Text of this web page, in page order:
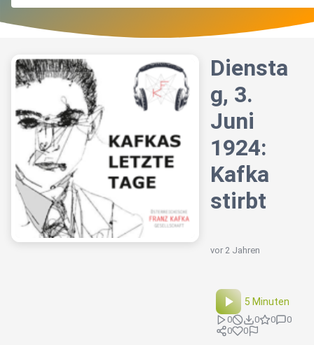
Diensta
g, 3.
Juni
1924:
Kafka
stirbt
vor 2 Jahren
5 Minuten
0 0 0
0
0
0